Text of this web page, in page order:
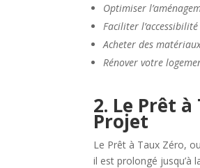
Optimiser
Faciliter
Acheter des
Rénover votre
2. Le Prêt
Projet
Le Prêt à Taux Zéro,
il est prolongé jusqu’à